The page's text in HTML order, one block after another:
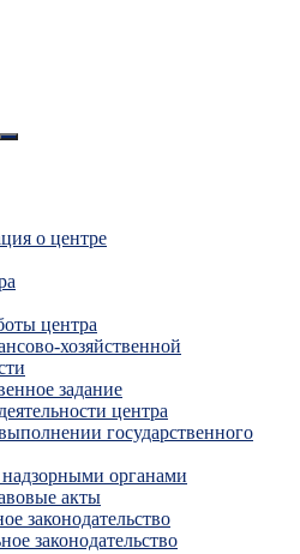
о центре
центра
хозяйственной
задание
центра
государственного
органами
акты
законодательство
законодательство